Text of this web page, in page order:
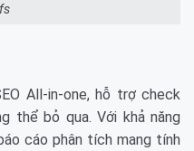
All-in-one, hỗ trợ check
thể bỏ qua. Với khả năng
cáo phân tích mang tính